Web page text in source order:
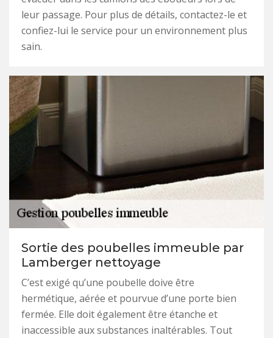
leur passage. Pour plus de détails, contactez-le et
confiez-lui le service pour un environnement plus
sain.
Sortie des poubelles immeuble par
Lamberger nettoyage
C’est exigé qu’une poubelle doive être
hermétique, aérée et pourvue d’une porte bien
fermée. Elle doit également être étanche et
inaccessible aux substances inaltérables. Tout